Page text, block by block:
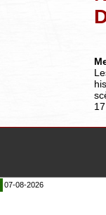
07-08-2026